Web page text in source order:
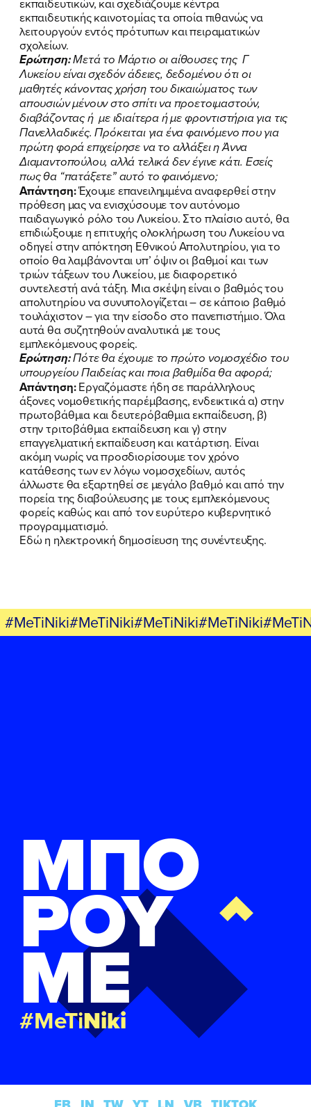
εκπαιδευτικής καινοτομίας τα οποία πιθανώς να
λειτουργούν εντός πρότυπων και πειραματικών
σχολείων.
Ερώτηση:Μετά το Μάρτιο οι αίθουσες της Γ
Λυκείου είναι σχεδόν άδειες, δεδομένου ότι οι
μαθητές κάνοντας χρήση του δικαιώματος των
απουσιών μένουν στο σπίτι να προετοιμαστούν,
διαβάζοντας ή με ιδιαίτερα ή με φροντιστήρια για τις
Πανελλαδικές. Πρόκειται για ένα φαινόμενο που για
πρώτη φορά επιχείρησε να το αλλάξει η Άννα
Διαμαντοπούλου, αλλά τελικά δεν έγινε κάτι. Εσείς
πως θα “πατάξετε” αυτό το φαινόμενο;
Απάντηση:Έχουμε επανειλημμένα αναφερθεί στην
πρόθεση μας να ενισχύσουμε τον αυτόνομο
παιδαγωγικό ρόλο του Λυκείου. Στο πλαίσιο αυτό, θα
επιδιώξουμε η επιτυχής ολοκλήρωση του Λυκείου να
οδηγεί στην απόκτηση Εθνικού Απολυτηρίου, για το
οποίο θα λαμβάνονται υπ’ όψιν οι βαθμοί και των
τριών τάξεων του Λυκείου, με διαφορετικό
συντελεστή ανά τάξη. Μια σκέψη είναι ο βαθμός του
απολυτηρίου να συνυπολογίζεται – σε κάποιο βαθμό
τουλάχιστον – για την είσοδο στο πανεπιστήμιο. Όλα
αυτά θα συζητηθούν αναλυτικά με τους
εμπλεκόμενους φορείς.
Ερώτηση:Πότε θα έχουμε το πρώτο νομοσχέδιο του
υπουργείου Παιδείας και ποια βαθμίδα θα αφορά;
Απάντηση:Εργαζόμαστε ήδη σε παράλληλους
άξονες νομοθετικής παρέμβασης, ενδεικτικά α) στην
πρωτοβάθμια και δευτερόβαθμια εκπαίδευση, β)
στην τριτοβάθμια εκπαίδευση και γ) στην
επαγγελματική εκπαίδευση και κατάρτιση. Είναι
ακόμη νωρίς να προσδιορίσουμε τον χρόνο
κατάθεσης των εν λόγω νομοσχεδίων, αυτός
άλλωστε θα εξαρτηθεί σε μεγάλο βαθμό και από την
πορεία της διαβούλευσης με τους εμπλεκόμενους
φορείς καθώς και από τον ευρύτερο κυβερνητικό
προγραμματισμό.
Εδώ η ηλεκτρονική δημοσίευση της συνέντευξης.
ΜΠΟ
ΡΟΥ
ΜΕ
#MeTiNiki